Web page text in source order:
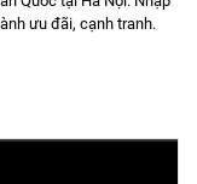
ưu đãi, cạnh tranh.